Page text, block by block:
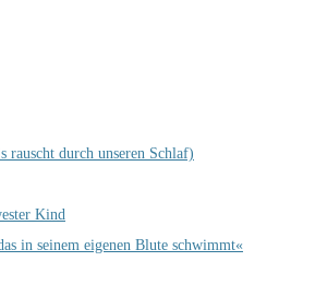
rauscht durch unseren Schlaf)
Kind
in seinem eigenen Blute schwimmt«